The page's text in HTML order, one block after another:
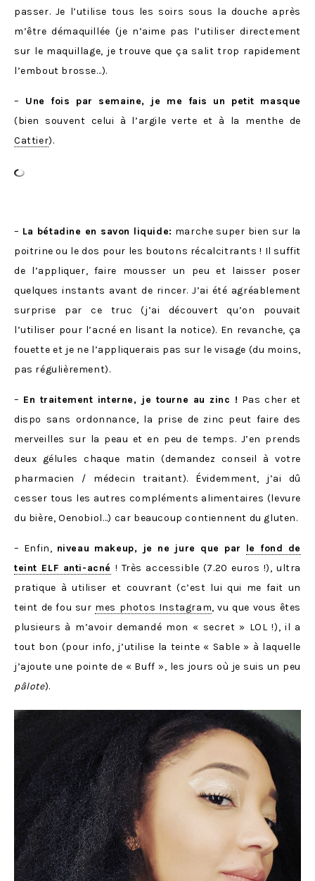
passer. Je l’utilise tous les soirs sous la douche après
m’être démaquillée (je n’aime pas l’utiliser directement
sur le maquillage, je trouve que ça salit trop rapidement
l’embout brosse…).
– Une fois par semaine, je me fais un petit masque
(bien souvent celui à l’argile verte et à la menthe de
Cattier).
– La bétadine en savon liquide: marche super bien sur la
poitrine ou le dos pour les boutons récalcitrants ! Il suffit
de l’appliquer, faire mousser un peu et laisser poser
quelques instants avant de rincer. J’ai été agréablement
surprise par ce truc (j’ai découvert qu’on pouvait
l’utiliser pour l’acné en lisant la notice). En revanche, ça
fouette et je ne l’appliquerais pas sur le visage (du moins,
pas régulièrement).
– En traitement interne, je tourne au zinc ! Pas cher et
dispo sans ordonnance, la prise de zinc peut faire des
merveilles sur la peau et en peu de temps. J’en prends
deux gélules chaque matin (demandez conseil à votre
pharmacien / médecin traitant). Évidemment, j’ai dû
cesser tous les autres compléments alimentaires (levure
du bière, Oenobiol…) car beaucoup contiennent du gluten.
– Enfin, niveau makeup, je ne jure que par le fond de
teint ELF anti-acné ! Très accessible (7.20 euros !), ultra
pratique à utiliser et couvrant (c’est lui qui me fait un
teint de fou sur mes photos Instagram, vu que vous êtes
plusieurs à m’avoir demandé mon « secret » LOL !), il a
tout bon (pour info, j’utilise la teinte « Sable » à laquelle
j’ajoute une pointe de « Buff », les jours où je suis un peu
pâlote).